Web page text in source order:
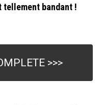
tellement bandant !
>>>